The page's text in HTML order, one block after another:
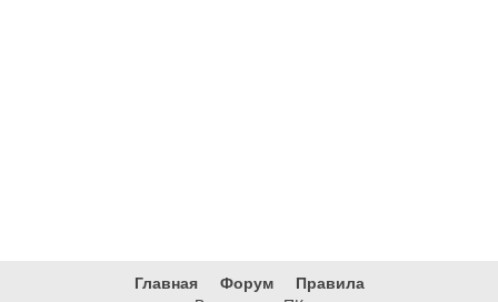
Главная Форум
Правила